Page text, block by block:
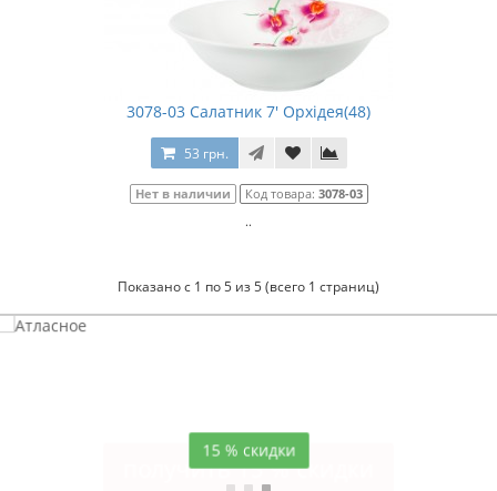
3078-03 Салатник 7' Орхідея(48)
53 грн.
Нет в наличии Код товара: 3078-03
..
Показано с 1 по 5 из 5 (всего 1 страниц)
15 % скидки